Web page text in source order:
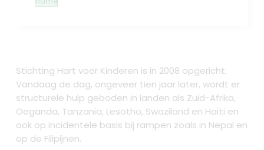
Stichting Hart voor Kinderen is in 2008 opgericht.
Vandaag de dag, ongeveer tien jaar later, wordt er
structurele hulp geboden in landen als Zuid-Afrika,
Oeganda, Tanzania, Lesotho, Swaziland en Haïti en
ook op incidentele basis bij rampen zoals in Nepal en
op de Filipijnen.